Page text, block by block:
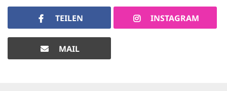
TEILEN INSTAGRAM
MAIL